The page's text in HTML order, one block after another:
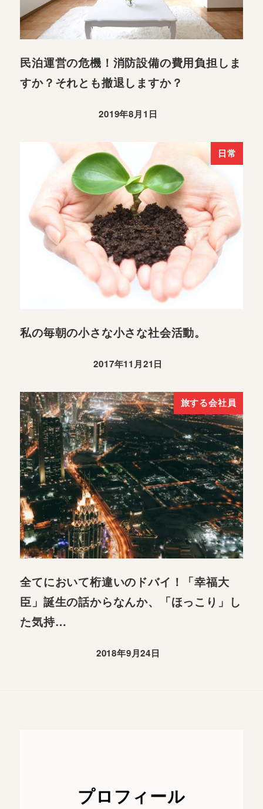
民泊運営の危機！消防設備の費用負担しま
すか？それとも撤退しますか？
2019年8月1日
日常
私の毎朝の小さな小さな社会活動。
2017年11月21日
旅する会社員
全てにおいて桁違いのドバイ！「幸福大
臣」誕生の話からなんか、「ほっこり」し
た気持…
2018年9月24日
プロフィール